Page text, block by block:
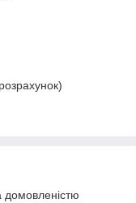
домовленістю